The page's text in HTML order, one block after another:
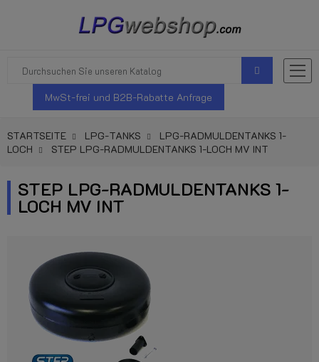
MwSt-frei und B2B-Rabatte Anfrage
STARTSEITE LPG-TANKS
LPG-RADMULDENTANKS 1-
LOCH
STEP LPG-RADMULDENTANKS 1-LOCH MV INT
STEP LPG-RADMULDENTANKS 1-
LOCH MV INT